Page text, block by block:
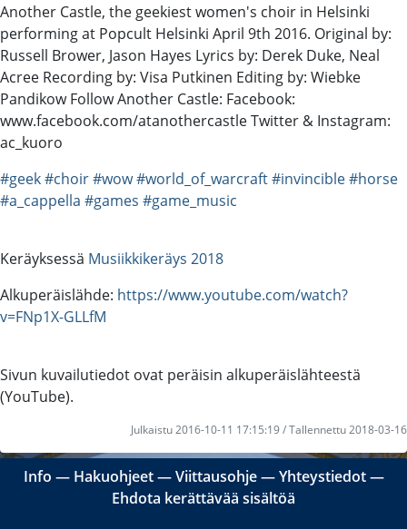
Another Castle, the geekiest women's choir in Helsinki
performing at Popcult Helsinki April 9th 2016. Original by:
Russell Brower, Jason Hayes Lyrics by: Derek Duke, Neal
Acree Recording by: Visa Putkinen Editing by: Wiebke
Pandikow Follow Another Castle: Facebook:
www.facebook.com/atanothercastle Twitter & Instagram:
ac_kuoro
#geek#choir#wow#world_of_warcraft#invincible#horse
#a_cappella #games #game_music
Keräyksessä Musiikkikeräys 2018
Alkuperäislähde: https://www.youtube.com/watch?
v=FNp1X-GLLfM
Sivun kuvailutiedot ovat peräisin alkuperäislähteestä
(YouTube).
Julkaistu 2016-10-11 17:15:19 / Tallennettu 2018-03-16
Info ― Hakuohjeet―Viittausohje―Yhteystiedot―
Ehdota kerättävää sisältöä